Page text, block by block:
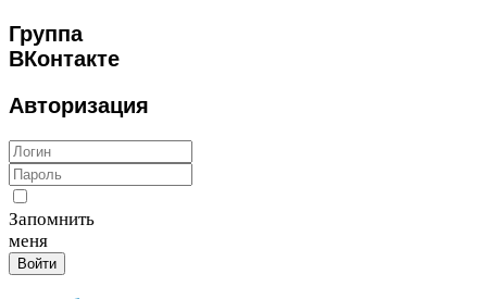
Группа
ВКонтакте
Авторизация
Запомнить
меня
Войти